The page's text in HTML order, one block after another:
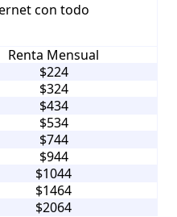
con todo
Renta Mensual
$224
$324
$434
$534
$744
$944
$1044
$1464
$2064